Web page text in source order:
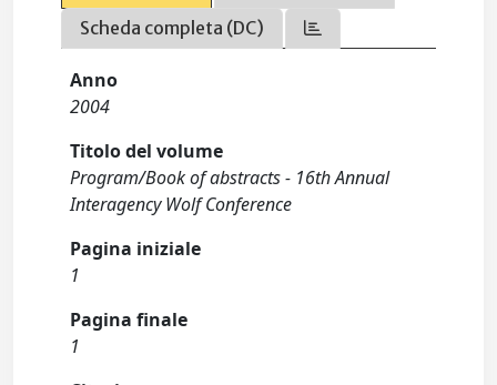
Scheda completa (DC)
Anno
2004
Titolo del volume
Program/Book of abstracts - 16th Annual
Interagency Wolf Conference
Pagina iniziale
1
Pagina finale
1